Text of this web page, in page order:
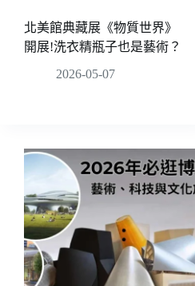
北美館典藏展《物質世界》
開展!洗衣精瓶子也是藝術？
2026-05-07